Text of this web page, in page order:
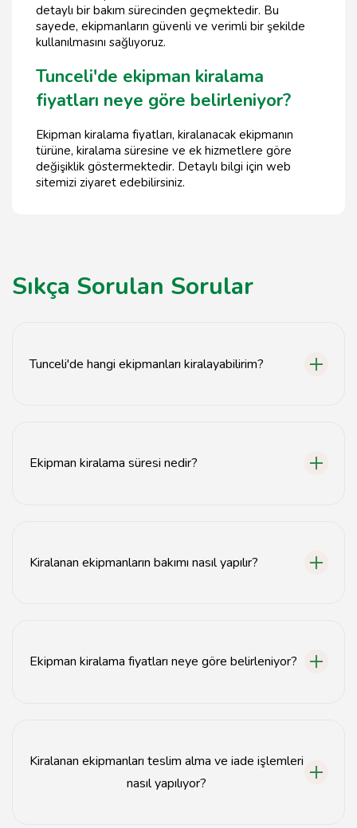
detaylı bir bakım sürecinden geçmektedir. Bu
sayede, ekipmanların güvenli ve verimli bir şekilde
kullanılmasını sağlıyoruz.
Tunceli'de ekipman kiralama
fiyatları neye göre belirleniyor?
Ekipman kiralama fiyatları, kiralanacak ekipmanın
türüne, kiralama süresine ve ek hizmetlere göre
değişiklik göstermektedir. Detaylı bilgi için web
sitemizi ziyaret edebilirsiniz.
Sıkça Sorulan Sorular
Tunceli'de hangi ekipmanları kiralayabilirim?
Ekipman kiralama süresi nedir?
Kiralanan ekipmanların bakımı nasıl yapılır?
Ekipman kiralama fiyatları neye göre belirleniyor?
Kiralanan ekipmanları teslim alma ve iade işlemleri
nasıl yapılıyor?